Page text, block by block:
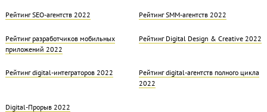
Рейтинг SEO-агентств 2022 Рейтинг SMM-агентств 2022
Рейтинг разработчиков мобильных
приложений 2022
Рейтинг Digital Design & Creative 2022
Рейтинг digital-интеграторов 2022
Рейтинг digital-агентств полного цикла
2022
Digital-Прорыв 2022